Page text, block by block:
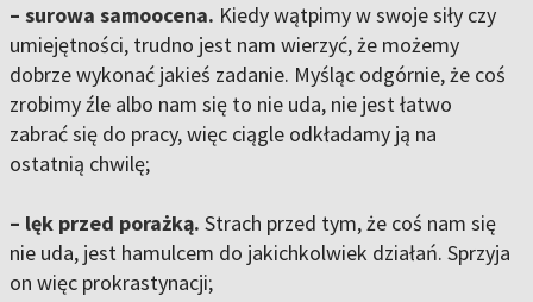
– surowa samoocena. Kiedy wątpimy w swoje siły czy
umiejętności, trudno jest nam wierzyć, że możemy
dobrze wykonać jakieś zadanie. Myśląc odgórnie, że coś
zrobimy źle albo nam się to nie uda, nie jest łatwo
zabrać się do pracy, więc ciągle odkładamy ją na
ostatnią chwilę;
– lęk przed porażką. Strach przed tym, że coś nam się
nie uda, jest hamulcem do jakichkolwiek działań. Sprzyja
on więc prokrastynacji;